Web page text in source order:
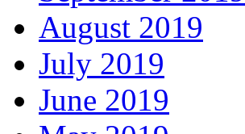
August 2019
July 2019
June 2019